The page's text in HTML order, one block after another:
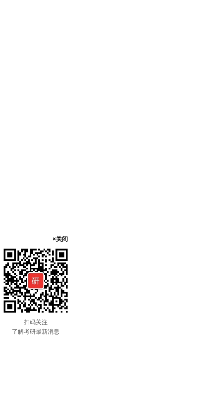
×关闭
扫码关注
了解考研最新消息